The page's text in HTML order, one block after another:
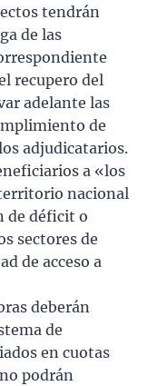
tendrán
de las
recupero del
adelante las
de
adjudicatarios.
a «los
nacional
de déficit o
sectores de
de acceso a
deberán
de
en cuotas
podrán